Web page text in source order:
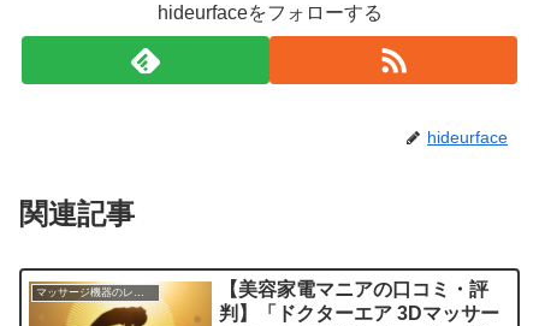
hideurfaceをフォローする
hideurface
関連記事
マッサージ機器のレビュー
【美容家電マニアの口コミ・評
判】「ドクターエア 3Dマッサー